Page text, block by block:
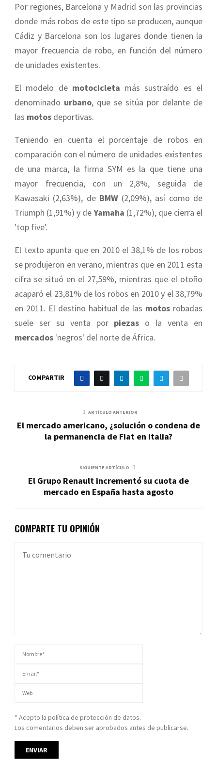
Por regiones, Barcelona y Madrid son las provincias
donde más robos de este tipo se producen, aunque
Cádiz y Barcelona son los lugares donde tienen la
mayor frecuencia de robo, en función del número
de unidades existentes.
El modelo de motocicleta más sustraído es el
denominado urbano, que se sitúa por delante de
las motos deportivas.
Teniendo en cuenta el porcentaje de robos en
comparación con el número de unidades existentes
de una marca, la firma SYM es la que tiene una
mayor frecuencia, con un 2,8%, seguida de
Kawasaki (2,63%), de BMW(2,09%), así como de
Triumph (1,91%) y deYamaha (1,72%), que cierra el
'top five'.
El texto apunta que en 2010 el 38,1% de los robos
se produjeron en verano, mientras que en 2011 esta
cifra se situó en el 27,59%, mientras que el otoño
acaparó el 23,81% de los robos en 2010 y el 38,79%
en 2011. El destino habitual de las motos robadas
suele ser su venta por piezas o la venta en
mercados 'negros' del norte de África.
COMPARTIR
ARTÍCULO ANTERIOR
El mercado americano, ¿solución o condena de
la permanencia de Fiat en Italia?
SIGUIENTE ARTÍCULO
El Grupo Renault incrementó su cuota de
mercado en España hasta agosto
COMPARTE TU OPINIÓN
* Acepto la política de protección de datos.
Los comentarios deben ser aprobados antes de publicarse.